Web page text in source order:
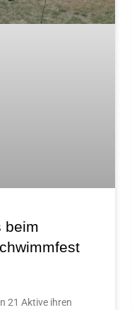
beim
21 Aktive ihren